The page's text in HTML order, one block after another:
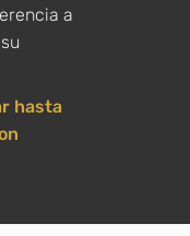
a
hasta